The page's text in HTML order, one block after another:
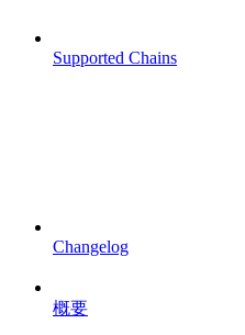
Supported Chains
Changelog
概要